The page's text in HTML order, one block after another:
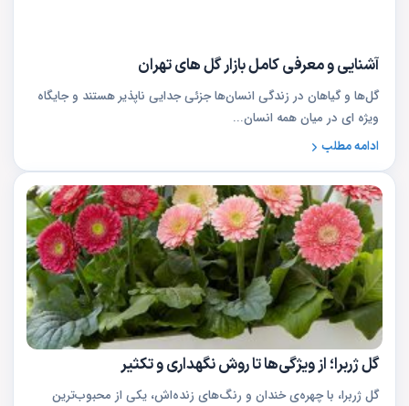
آشنایی و معرفی کامل بازار گل های تهران
گل‌ها و گیاهان در زندگی انسان‌ها جزئی جدایی ناپذیر هستند و جایگاه
ویژه ای در میان همه انسان...
ادامه مطلب
گل ژربرا؛ از ویژگی‌ها تا روش نگهداری و تکثیر
گل ژربرا، با چهره‌ی خندان و رنگ‌های زنده‌اش، یکی از محبوب‌ترین